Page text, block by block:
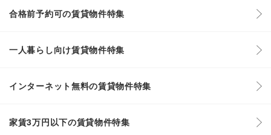
合格前予約可の賃貸物件特集
一人暮らし向け賃貸物件特集
インターネット無料の賃貸物件特集
家賃3万円以下の賃貸物件特集